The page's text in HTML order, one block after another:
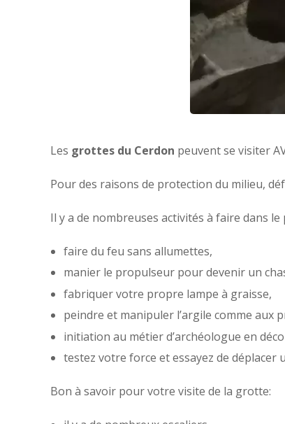
Les grottes du Cerdon peuvent se visiter
Pour des raisons de protection du milieu,
Il y a de nombreuses activités à faire dans
faire du feu sans allumettes,
manier le propulseur pour devenir un
fabriquer votre propre lampe à graisse,
peindre et manipuler l’argile comme aux
initiation au métier d’archéologue en
testez votre force et essayez de
Bon à savoir pour votre visite de la grotte: